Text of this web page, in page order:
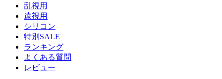
乱視用
遠視用
シリコン
特別SALE
ランキング
よくある質問
レビュー